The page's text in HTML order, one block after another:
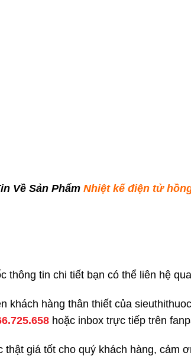
Về Sản Phẩm Nhiệt kế điện tử
thông tin chi tiết bạn có thể liên hệ
khách hàng thân thiết của
hoặc inbox trực tiếp trên
thật giá tốt cho quý khách hàng, cảm